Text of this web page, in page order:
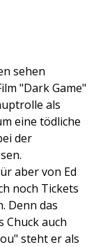
sehen
"Dark Game"
als
eine tödliche
der
aber von Ed
noch Tickets
Denn das
Chuck auch
steht er als